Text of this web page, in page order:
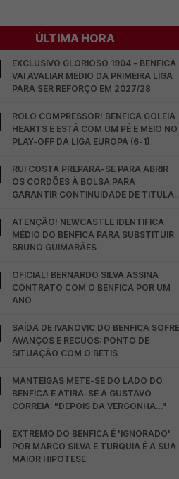
ÚLTIMA HORA
EXCLUSIVO GLORIOSO 1904 - BENFICA
VAI AVALIAR MÉDIO DA PRIMEIRA LIGA
PARA SER REFORÇO EM 2027/28
ROLO COMPRESSOR! BENFICA GOLEIA
HEARTS E ESTÁ COM UM PÉ E MEIO NO
PLAY-OFF DA LIGA EUROPA (6-1)
RUI COSTA PREPARA-SE PARA ABRIR
OS CORDÕES À BOLSA PARA
GARANTIR CONTINUIDADE DE
ATENÇÃO! NEWCASTLE IDENTIFICA
MÉDIO DO BENFICA PARA SUBSTITUIR
BRUNO GUIMARÃES
OFICIAL! BERNARDO SILVA ASSINA
CONTRATO COM O BENFICA POR UM
ANO
SAÍDA DE IVANOVIC DO BENFICA SOFRE
AVANÇOS E RECUOS: PONTO DE
SITUAÇÃO COM O BETIS
MANTEIGAS METE-SE DO LADO DO
BENFICA E ATIRA-SE A GUSTAVO
CORREIA: "DEPOIS DA VERGONHA…"
EXTREMO DO BENFICA É 'IGNORADO'
POR MARCO SILVA E TURQUIA É A SUA
MAIOR HIPÓTESE